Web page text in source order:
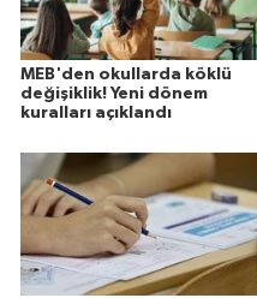
MEB'den okullarda köklü
değişiklik! Yeni dönem
kuralları açıklandı